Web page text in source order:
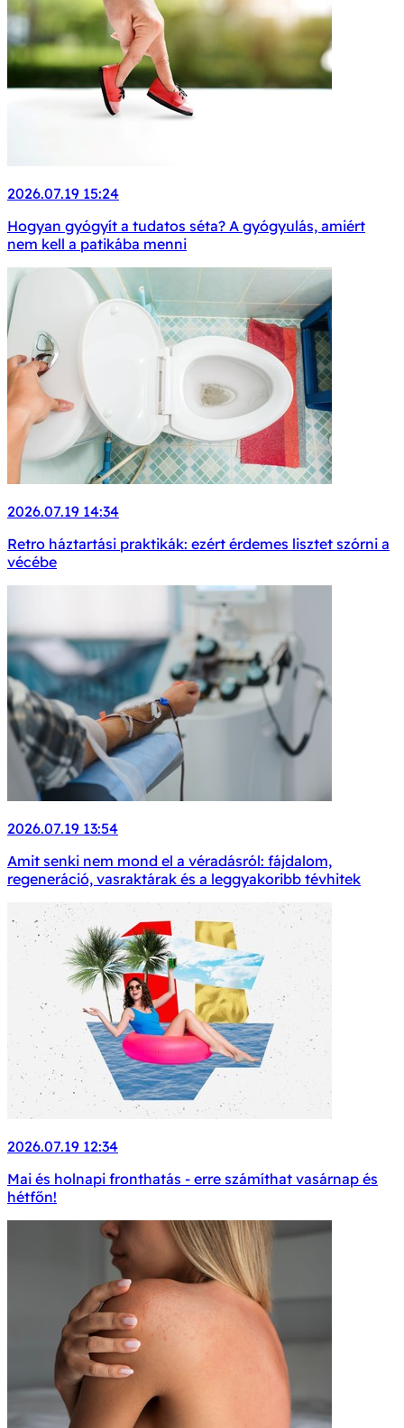
2026.07.19 15:24
Hogyan gyógyít a tudatos séta? A gyógyulás, amiért
nem kell a patikába menni
2026.07.19 14:34
Retro háztartási praktikák: ezért érdemes lisztet szórni a
vécébe
2026.07.19 13:54
Amit senki nem mond el a véradásról: fájdalom,
regeneráció, vasraktárak és a leggyakoribb tévhitek
2026.07.19 12:34
Mai és holnapi fronthatás - erre számíthat vasárnap és
hétfőn!